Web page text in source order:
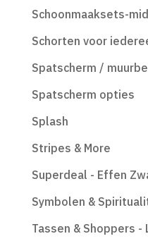
Schoonmaaksets-
Schorten voor
Spatscherm /
Spatscherm opties
Splash
Stripes & More
Superdeal - Effen
Symbolen &
Tassen & Shoppers -